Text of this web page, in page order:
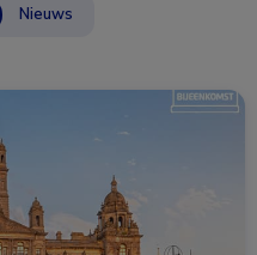
Nieuws